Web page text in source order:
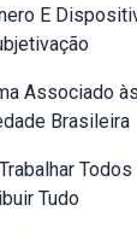
E
Associado
Brasileira
Tudo